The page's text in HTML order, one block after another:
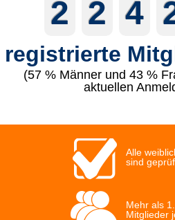
2 2 4
registrierte
(57 % Männer und 43 %
aktuellen
Alle
sind
Mehr als
Mitglieder